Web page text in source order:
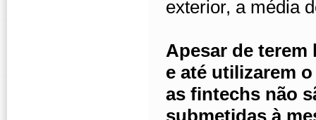
exterior, a média
Apesar de terem
e até utilizarem
as fintechs não
submetidas à